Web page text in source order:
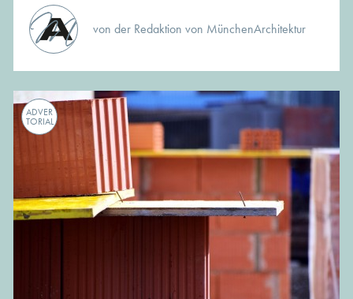
von der Redaktion von MünchenArchitektur
ADVER
TORIAL